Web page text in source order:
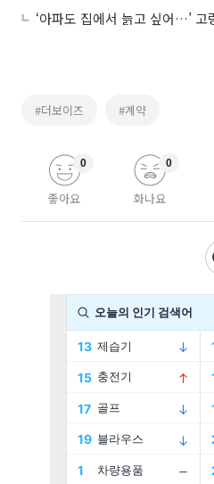
‘아파도 집에서 늙고 싶어…’
#더보이즈 #계약
좋아요
0
화나요
0